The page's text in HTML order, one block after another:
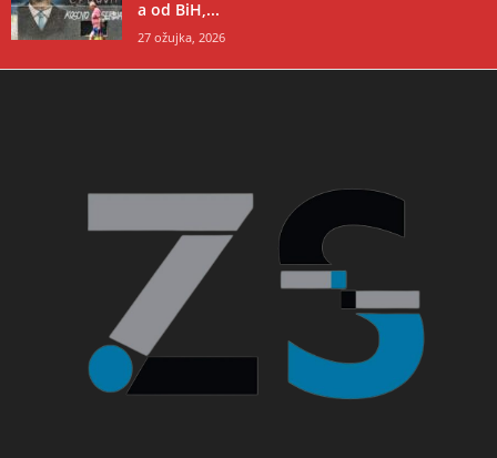
a od BiH,...
27 ožujka, 2026